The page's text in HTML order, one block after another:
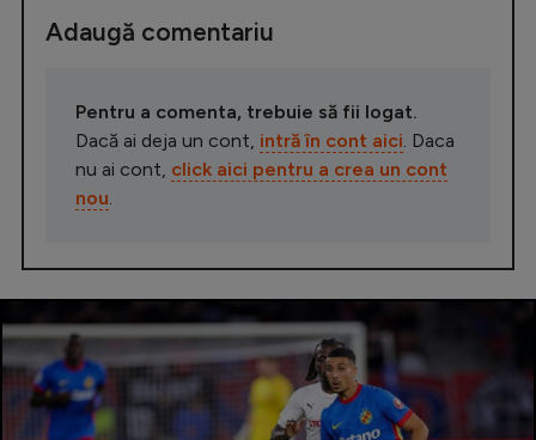
Adaugă comentariu
Pentru a comenta, trebuie să fii logat.
Dacă ai deja un cont, intră în cont aici . Daca
nu ai cont, click aici pentru a crea un cont
nou